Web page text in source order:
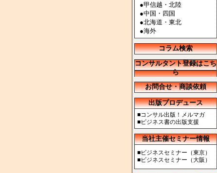
●甲信越・北陸
●中国・四国
●北海道・東北
●海外
コラム検索
コンサルタント登録はこち
ら
お問合せ・商談依頼
出版プロデュース
■コンサル出版！メルマガ
■ビジネス書の出版支援
当社主催セミナー情報
■ビジネスセミナー（東京）
■ビジネスセミナー（大阪）